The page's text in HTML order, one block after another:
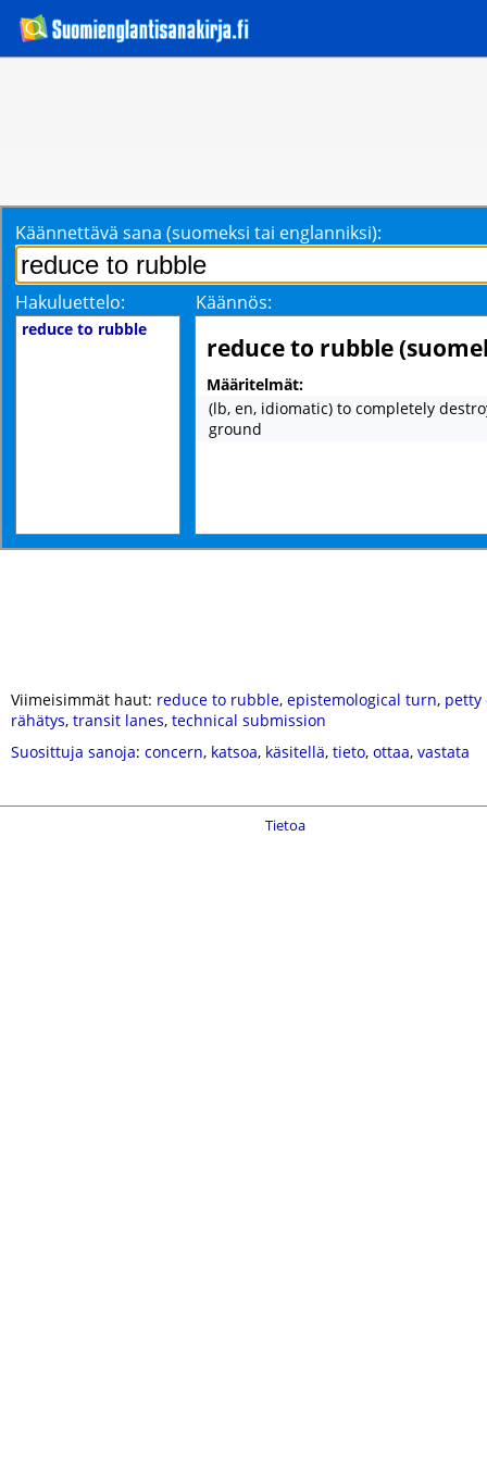
Käännettävä sana (suomeksi tai englanniksi):
Hakuluettelo: Käännös:
reduce to rubble
reduce to rubble
Määritelmät:
(lb, en, idiomatic) to completely
ground
Viimeisimmät haut: reduce to rubble, epistemological turn, petty
rähätys, transit lanes, technical submission
Suosittuja sanoja: concern, katsoa, käsitellä, tieto, ottaa, vastata
Tietoa